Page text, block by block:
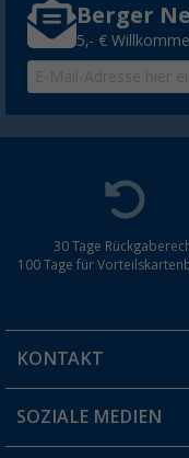
Berger
5,- €
30 Tage
100 Tage für
KONTAKT
Du hast eine Frage?
SOZIALE MEDIEN